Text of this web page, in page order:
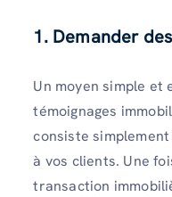
1. Demander
Un moyen simple et
témoignages
consiste
à vos clients. Une
transaction